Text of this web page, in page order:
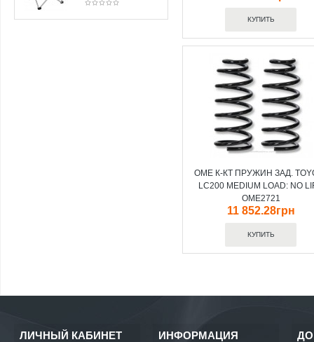
OME К-КТ ПРУЖИН ЗАД.
LC200 MEDIUM LOAD: NO
OME2721
11 852.28грн
ЛИЧНЫЙ КАБИНЕТ ИНФОРМАЦИЯ